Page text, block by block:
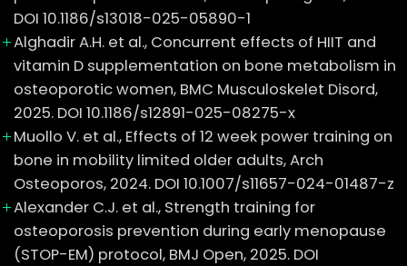
DOI 10.1186/s13018-025-05890-1
Alghadir A.H. et al., Concurrent effects of HIIT and
vitamin D supplementation on bone metabolism in
osteoporotic women, BMC Musculoskelet Disord,
2025. DOI 10.1186/s12891-025-08275-x
Muollo V. et al., Effects of 12 week power training on
bone in mobility limited older adults, Arch
Osteoporos, 2024. DOI 10.1007/s11657-024-01487-z
Alexander C.J. et al., Strength training for
osteoporosis prevention during early menopause
(STOP-EM) protocol, BMJ Open, 2025. DOI